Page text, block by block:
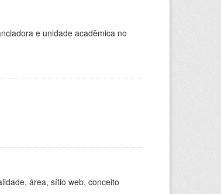
e unidade acadêmica no
área, sítio web, conceito